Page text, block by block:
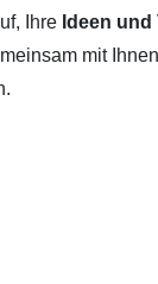
Ihre Ideen
mit